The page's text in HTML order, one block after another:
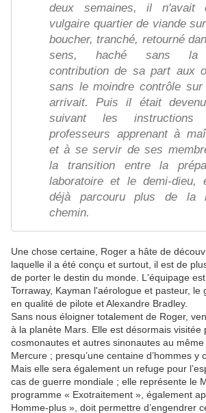
deux semaines, il n'avait
vulgaire quartier de viande
boucher, tranché, retourné
sens, haché sans la
contribution de sa part aux
sans le moindre contrôle
arrivait. Puis il était
suivant les
professeurs apprenant à
et à se servir de ses
la transition entre la
laboratoire et le demi-dieu,
déjà parcouru plus de la
chemin.
Une chose certaine, Roger a hâte de
laquelle il a été conçu et surtout, il est de
de porter le destin du monde. L'équipage
Torraway, Kayman l'aérologue et pasteur, le
en qualité de pilote et Alexandre Bradley.
Sans nous éloigner totalement de Roger,
à la planète Mars. Elle est désormais visitée
cosmonautes et autres sinonautes au
Mercure ; presqu’une centaine d’hommes y
Mais elle sera également un refuge pour
cas de guerre mondiale ; elle représente le
programme « Exotraitement », également
Homme-plus », doit permettre d’engendrer